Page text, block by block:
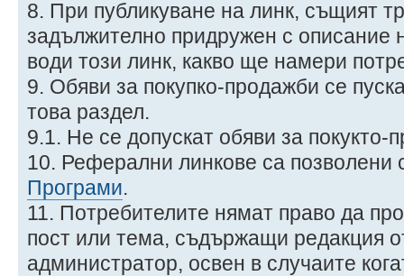
8. При публикуване на линк, същият
задължително придружен с описание
води този линк, какво ще намери
9. Обяви за покупко-продажби се
това раздел.
9.1. Не се допускат обяви за покукто-
10. Реферални линкове са позволени
Програми.
11. Потребителите нямат право да
пост или тема, съдържащи редакция
администратор, освен в случаите